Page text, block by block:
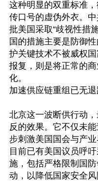
这种明显的双重标准
传口号的虚伪外衣。
批美国采取“歧视性措
国的措施主要是防御
护关键技术不被威权
报复，则是将正常的
化。
加速供应链重组已无退
北京这一波断供行动
反的效果。它不仅未
步刺激美国国会与产
目前已有美国议员呼
施，包括严格限制国
动，以降低国家安全风